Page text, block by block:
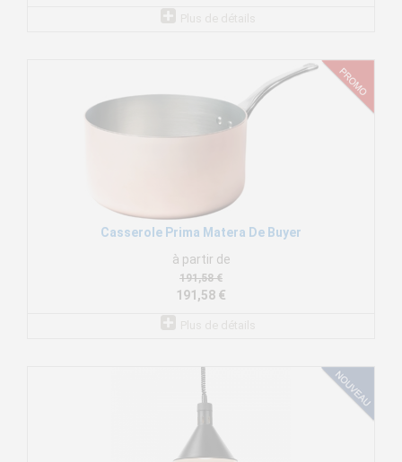
Casserole Prima Matera De Buyer
à partir de
191,58 €
191,58 €